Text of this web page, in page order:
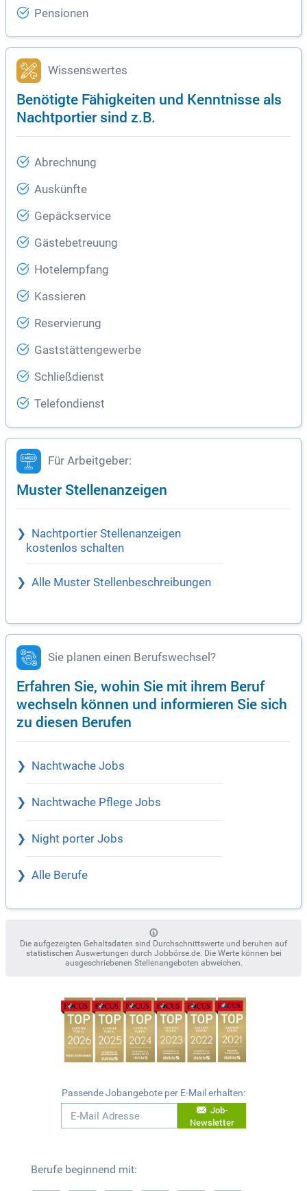
Pensionen
Wissenswertes
Benötigte Fähigkeiten und Kenntnisse als
Nachtportier sind z.B.
Abrechnung
Auskünfte
Gepäckservice
Gästebetreuung
Hotelempfang
Kassieren
Reservierung
Gaststättengewerbe
Schließdienst
Telefondienst
Für Arbeitgeber:
Muster Stellenanzeigen
Nachtportier Stellenanzeigen
kostenlos schalten
Alle Muster Stellenbeschreibungen
Sie planen einen Berufswechsel?
Erfahren Sie, wohin Sie mit ihrem Beruf
wechseln können und informieren Sie sich
zu diesen Berufen
Nachtwache Jobs
Nachtwache Pflege Jobs
Night porter Jobs
Alle Berufe
Die aufgezeigten Gehaltsdaten sind Durchschnittswerte und beruhen auf
statistischen Auswertungen durch Jobbörse.de. Die Werte können bei
ausgeschriebenen Stellenangeboten abweichen.
Passende Jobangebote per E-Mail erhalten:
Job-
Newsletter
Berufe beginnend mit: